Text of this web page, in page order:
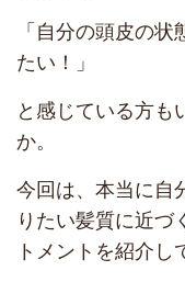
「自分の頭皮の
たい！」
と感じている方も
か。
今回は、本当に自
りたい髪質に近
トメントを紹介し